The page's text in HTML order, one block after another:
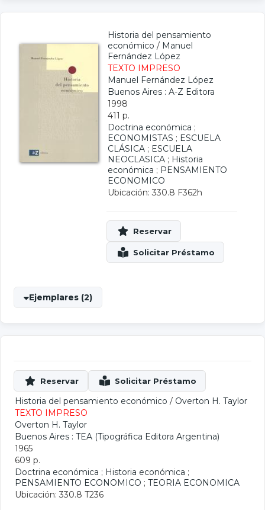
Historia del pensamiento
económico / Manuel
Fernández López
TEXTO IMPRESO
Manuel Fernández López
Buenos Aires : A-Z Editora
1998
411 p.
Doctrina económica ;
ECONOMISTAS ; ESCUELA
CLÁSICA ; ESCUELA
NEOCLASICA ; Historia
económica ; PENSAMIENTO
ECONOMICO
Ubicación: 330.8 F362h
Ejemplares (2)
Historia del pensamiento económico / Overton H. Taylor
TEXTO IMPRESO
Overton H. Taylor
Buenos Aires : TEA (Tipográfica Editora Argentina)
1965
609 p.
Doctrina económica ; Historia económica ;
PENSAMIENTO ECONOMICO ; TEORIA ECONOMICA
Ubicación: 330.8 T236